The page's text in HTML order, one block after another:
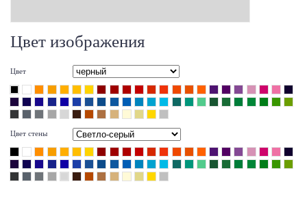
Цвет изображения
Цвет
Цвет стены